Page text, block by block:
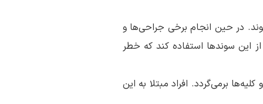
در حین انجام برخی جراحی‌ها و
این سوندها استفاده کند که خطر
برمی‌گردد. افراد مبتلا به این